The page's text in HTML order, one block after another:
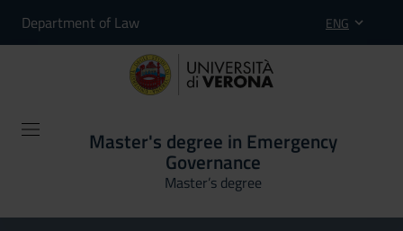
Department of Law ENG
Master's degree in Emergency
Governance
Master’s degree